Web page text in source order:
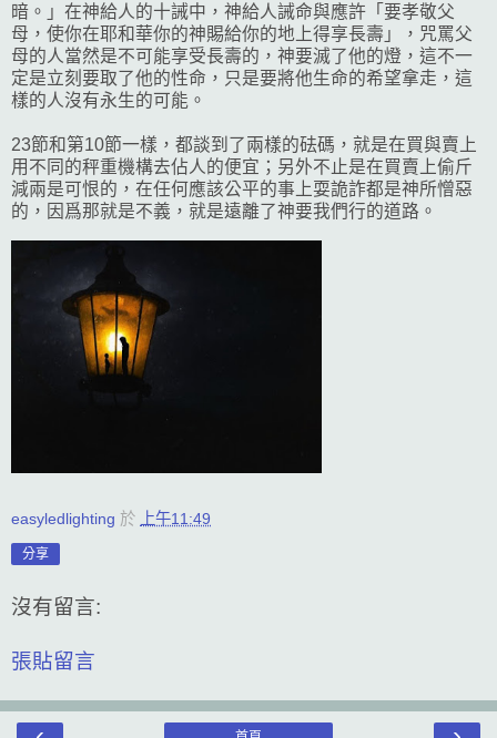
暗。」在神給人的十誡中，神給人誡命與應許「要孝敬父
母，使你在耶和華你的神賜給你的地上得享長壽」，咒罵父
母的人當然是不可能享受長壽的，神要滅了他的燈，這不一
定是立刻要取了他的性命，只是要將他生命的希望拿走，這
樣的人沒有永生的可能。
23節和第10節一樣，都談到了兩樣的砝碼，就是在買與賣上
用不同的秤重機構去佔人的便宜；另外不止是在買賣上偷斤
減兩是可恨的，在任何應該公平的事上耍詭詐都是神所憎惡
的，因爲那就是不義，就是遠離了神要我們行的道路。
easyledlighting 於 上午11:49
分享
沒有留言:
張貼留言